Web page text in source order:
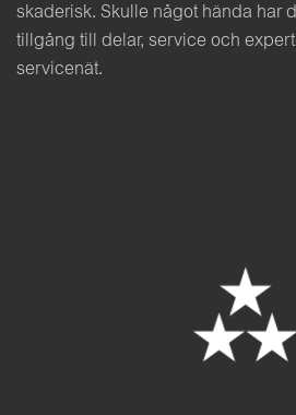
skaderisk. Skulle något hända har
tillgång till delar, service och
servicenät.